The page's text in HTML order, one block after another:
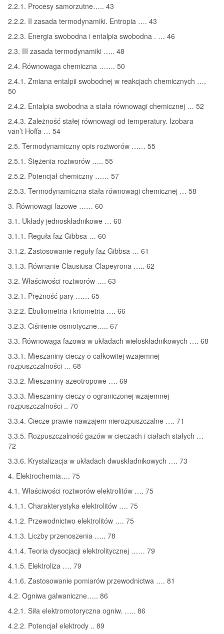
2.2.1. Procesy samorzutne….. 43
2.2.2. II zasada termodynamiki. Entropia …. 43
2.2.3. Energia swobodna i entalpia swobodna . … 46
2.3. III zasada termodynamiki ….. 48
2.4. Równowaga chemiczna ……. 50
2.4.1. Zmiana entalpii swobodnej w reakcjach chemicznych ….
50
2.4.2. Entalpia swobodna a stała równowagi chemicznej … 52
2.4.3. Zależność stałej równowagi od temperatury. Izobara
van’t Hoffa … 54
2.5. Termodynamiczny opis roztworów …… 55
2.5.1. Stężenia roztworów ….. 55
2.5.2. Potencjał chemiczny …… 57
2.5.3. Termodynamiczna stała równowagi chemicznej … 58
3. Równowagi fazowe …… 60
3.1. Układy jednoskładnikowe … 60
3.1.1. Reguła faz Gibbsa … 60
3.1.2. Zastosowanie reguły faz Gibbsa … 61
3.1.3. Równanie Clausiusa-Clapeyrona ….. 62
3.2. Właściwości roztworów …. 63
3.2.1. Prężność pary …… 65
3.2.2. Ebuliometria i kriometria …. 66
3.2.3. Ciśnienie osmotyczne….. 67
3.3. Równowaga fazowa w układach wieloskładnikowych …. 68
3.3.1. Mieszaniny cieczy o całkowitej wzajemnej
rozpuszczalności … 68
3.3.2. Mieszaniny azeotropowe …. 69
3.3.3. Mieszaniny cieczy o ograniczonej wzajemnej
rozpuszczalności .. 70
3.3.4. Ciecze prawie nawzajem nierozpuszczalne …. 71
3.3.5. Rozpuszczalność gazów w cieczach i ciałach stałych …
72
3.3.6. Krystalizacja w układach dwuskładnikowych …. 73
4. Elektrochemia…. 75
4.1. Właściwości roztworów elektrolitów …. 75
4.1.1. Charakterystyka elektrolitów …. 75
4.1.2. Przewodnictwo elektrolitów …. 75
4.1.3. Liczby przenoszenia ….. 78
4.1.4. Teoria dysocjacji elektrolitycznej …… 79
4.1.5. Elektroliza …. 79
4.1.6. Zastosowanie pomiarów przewodnictwa …. 81
4.2. Ogniwa galwaniczne….. 86
4.2.1. Siła elektromotoryczna ogniw. ….. 86
4.2.2. Potencjał elektrody .. 89